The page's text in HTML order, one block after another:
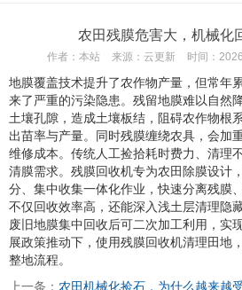
农田残膜危害大，机械化
作者： 本站 来源： 云更新 时间：
地膜覆盖技术提升了农作物产量，但常年
来了严重的污染隐患。残留地膜难以自然
土壤孔隙，造成土壤板结，阻碍农作物根
出苗率与产量。同时残膜缠绕农具，会加
维修成本。传统人工捡拾耗时费力、清理
清膜需求。残膜回收机专为农田除膜设计
分、集中收集一体化作业，快速分离残膜
不仅回收效率高，还能深入浅土层清理隐
废旧地膜集中回收后可二次加工利用，实
展政策推动下，使用残膜回收机清理田地
整地流程。
上一条： 农田机械化捡石，为什么越来越